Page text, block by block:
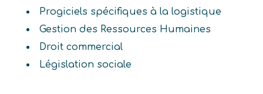
Progiciels spécifiques à la logistique
Gestion des Ressources Humaines
Droit commercial
Législation sociale